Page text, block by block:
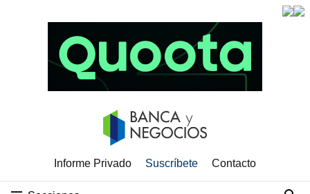
Informe Privado Suscríbete Contacto